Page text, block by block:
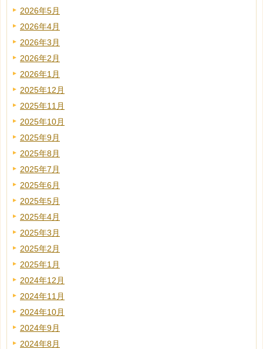
2026年5月
2026年4月
2026年3月
2026年2月
2026年1月
2025年12月
2025年11月
2025年10月
2025年9月
2025年8月
2025年7月
2025年6月
2025年5月
2025年4月
2025年3月
2025年2月
2025年1月
2024年12月
2024年11月
2024年10月
2024年9月
2024年8月